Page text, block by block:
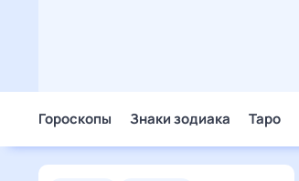
Гороскопы Знаки зодиака Таро